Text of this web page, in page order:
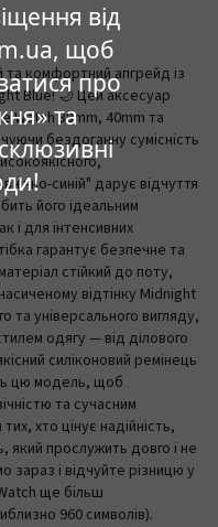
від
щоб
про
та
комфортний апгрейд із
Blue! 🌙 Цей аксесуар
Watch 38mm, 40mm та
бездоганну сумісність
синій" дарує відчуття
його ідеальним
і для інтенсивних
гарантує безпечне та
стійкий до поту,
відтінку Midnight
та універсального вигляду,
одягу — від ділового
силіконовий ремінець
цю модель, щоб
та сучасним
хто цінує надійність,
який прослужить довго і не
зараз і відчуйте різницю у
ще більш
960 символів).